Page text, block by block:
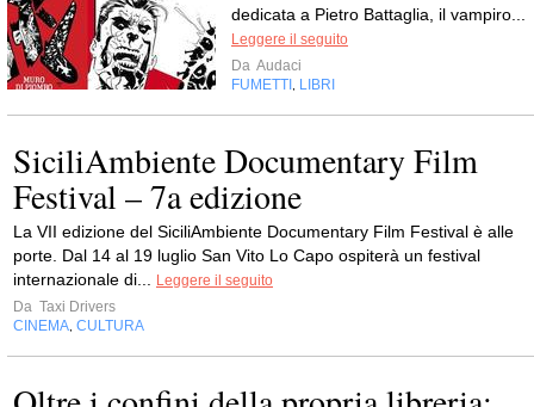
dedicata a Pietro Battaglia, il vampiro...
Leggere il seguito
Da Audaci
FUMETTI
LIBRI
SiciliAmbiente Documentary Film
Festival – 7a edizione
La VII edizione del SiciliAmbiente Documentary Film Festival è alle
porte. Dal 14 al 19 luglio San Vito Lo Capo ospiterà un festival
internazionale di...
Leggere il seguito
Da Taxi Drivers
CINEMA CULTURA